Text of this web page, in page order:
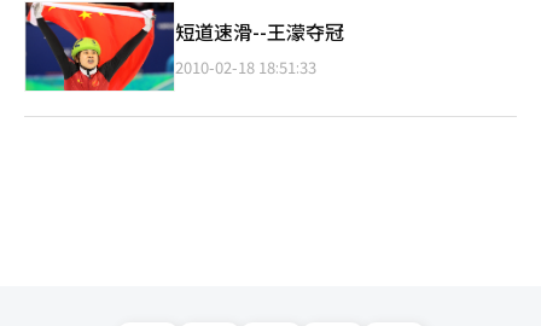
短道速滑--王濛夺冠
2010-02-18 18:51:33